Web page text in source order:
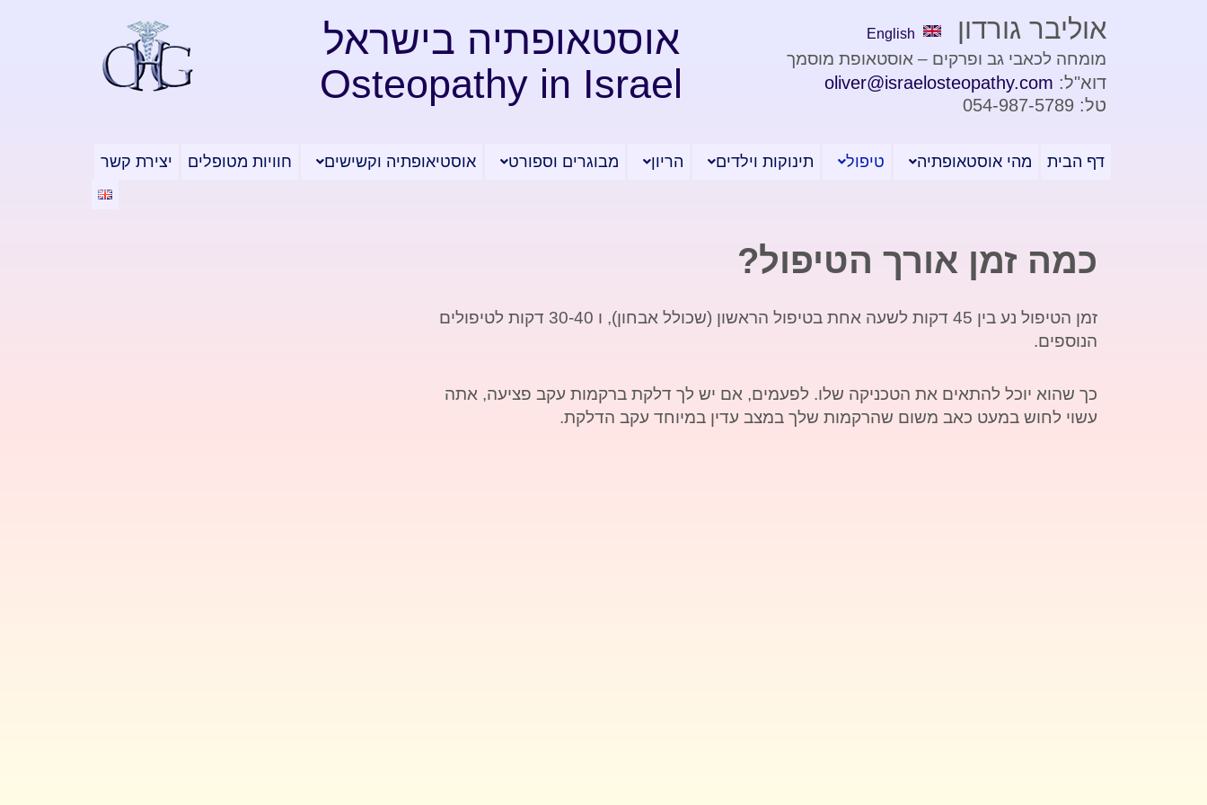
אוליבר גורדון English
מומחה לכאבי גב ופרקים – אוסטאופת מוסמך
דוא"ל: oliver@israelosteopathy.com
טל: 054-987-5789
אוסטאופתיה בישראל
Osteopathy in Israel
דף הבית מהי אוסטאופתיה טיפול תינוקות וילדים הריון מבוגרים וספורט אוסטיאופתיה וקשישים חוויות מטופלים יצירת קשר
כמה זמן אורך הטיפול?
זמן הטיפול נע בין 45 דקות לשעה אחת בטיפול הראשון (שכולל אבחון), ו 30-40 דקות לטיפולים
הנוספים.
כך שהוא יוכל להתאים את הטכניקה שלו. לפעמים, אם יש לך דלקת ברקמות עקב פציעה, אתה
עשוי לחוש במעט כאב משום שהרקמות שלך במצב עדין במיוחד עקב הדלקת.